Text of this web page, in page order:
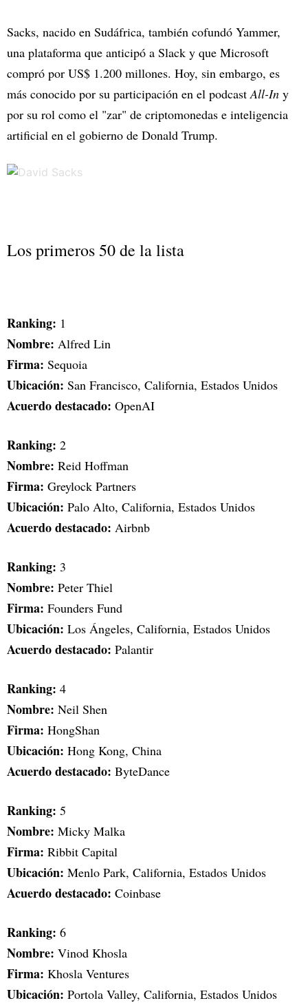
Sacks, nacido en Sudáfrica, también cofundó Yammer,
una plataforma que anticipó a Slack y que Microsoft
compró por US$ 1.200 millones. Hoy, sin embargo, es
más conocido por su participación en el podcastAll-In y
por su rol como el "zar" de criptomonedas e inteligencia
artificial en el gobierno de Donald Trump.
Los primeros 50 de la lista
Ranking: 1
Nombre: Alfred Lin
Firma: Sequoia
Ubicación: San Francisco, California, Estados Unidos
Acuerdo destacado: OpenAI
Ranking: 2
Nombre: Reid Hoffman
Firma: Greylock Partners
Ubicación: Palo Alto, California, Estados Unidos
Acuerdo destacado: Airbnb
Ranking: 3
Nombre: Peter Thiel
Firma: Founders Fund
Ubicación: Los Ángeles, California, Estados Unidos
Acuerdo destacado: Palantir
Ranking: 4
Nombre: Neil Shen
Firma: HongShan
Ubicación: Hong Kong, China
Acuerdo destacado: ByteDance
Ranking: 5
Nombre: Micky Malka
Firma: Ribbit Capital
Ubicación: Menlo Park, California, Estados Unidos
Acuerdo destacado: Coinbase
Ranking: 6
Nombre: Vinod Khosla
Firma: Khosla Ventures
Ubicación: Portola Valley, California, Estados Unidos